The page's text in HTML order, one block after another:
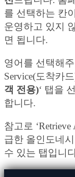
를 선택하는 칸
운영하고 있지
면 됩니다.
영어를 선택해
Service(도착카드
객 전용)‘ 탭을
합니다.
참고로
급한 올인도네
수 있는 탭입니